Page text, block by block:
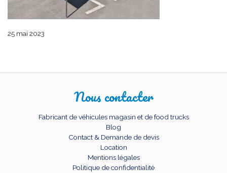
25 mai 2023
Nous contacter
Fabricant de véhicules magasin et de food trucks
Blog
Contact & Demande de devis
Location
Mentions légales
Politique de confidentialité